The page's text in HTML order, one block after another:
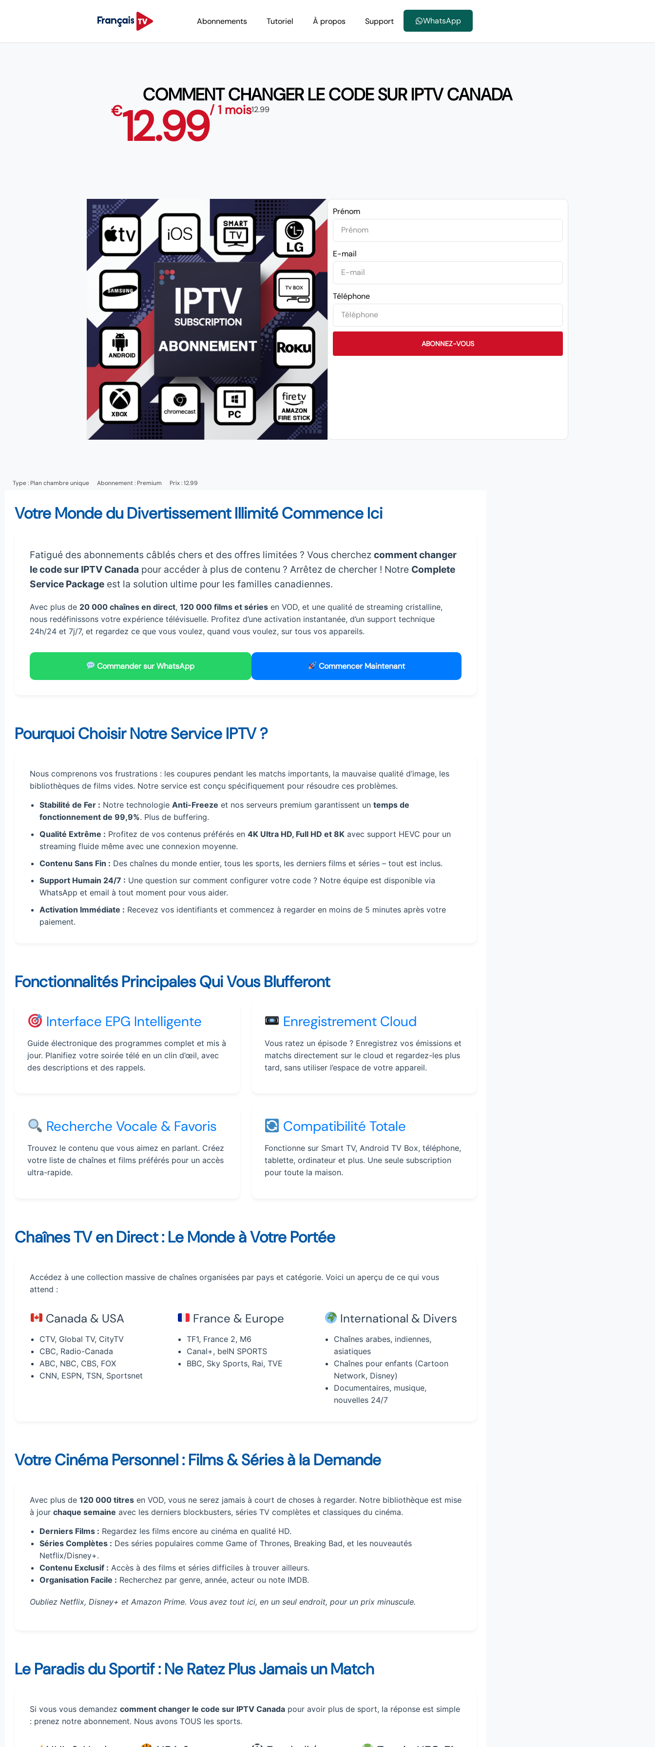
Abonnements Tutoriel À propos Support WhatsApp
COMMENT CHANGER LE CODE SUR IPTV CANADA
€12.99/ 1 mois12.99
Prénom
E-mail
Téléphone
ABONNEZ-VOUS
Type : Plan chambre unique Abonnement : Premium Prix : 12.99
Votre Monde du Divertissement Illimité Commence Ici
Fatigué des abonnements câblés chers et des offres limitées ? Vous cherchez comment changer
le code sur IPTV Canada pour accéder à plus de contenu ? Arrêtez de chercher ! Notre Complete
Service Package est la solution ultime pour les familles canadiennes.
Avec plus de 20 000 chaînes en direct, 120 000 films et séries en VOD, et une qualité de streaming cristalline,
nous redéfinissons votre expérience télévisuelle. Profitez d’une activation instantanée, d’un support technique
24h/24 et 7j/7, et regardez ce que vous voulez, quand vous voulez, sur tous vos appareils.
Commander sur WhatsApp Commencer Maintenant
Pourquoi Choisir Notre Service IPTV ?
Nous comprenons vos frustrations : les coupures pendant les matchs importants, la mauvaise qualité d’image, les
bibliothèques de films vides. Notre service est conçu spécifiquement pour résoudre ces problèmes.
Stabilité de Fer : Notre technologie Anti-Freeze et nos serveurs premium garantissent un temps de
fonctionnement de 99,9%. Plus de buffering.
Qualité Extrême : Profitez de vos contenus préférés en 4K Ultra HD, Full HD et 8K avec support HEVC pour un
streaming fluide même avec une connexion moyenne.
Contenu Sans Fin : Des chaînes du monde entier, tous les sports, les derniers films et séries – tout est inclus.
Support Humain 24/7 : Une question sur comment configurer votre code ? Notre équipe est disponible via
WhatsApp et email à tout moment pour vous aider.
Activation Immédiate : Recevez vos identifiants et commencez à regarder en moins de 5 minutes après votre
paiement.
Fonctionnalités Principales Qui Vous Blufferont
Interface EPG Intelligente
Guide électronique des programmes complet et mis à
jour. Planifiez votre soirée télé en un clin d’œil, avec
des descriptions et des rappels.
Enregistrement Cloud
Vous ratez un épisode ? Enregistrez vos émissions et
matchs directement sur le cloud et regardez-les plus
tard, sans utiliser l’espace de votre appareil.
Recherche Vocale & Favoris
Trouvez le contenu que vous aimez en parlant. Créez
votre liste de chaînes et films préférés pour un accès
ultra-rapide.
Compatibilité Totale
Fonctionne sur Smart TV, Android TV Box, téléphone,
tablette, ordinateur et plus. Une seule subscription
pour toute la maison.
Chaînes TV en Direct : Le Monde à Votre Portée
Accédez à une collection massive de chaînes organisées par pays et catégorie. Voici un aperçu de ce qui vous
attend :
Canada & USA
CTV, Global TV, CityTV
CBC, Radio-Canada
ABC, NBC, CBS, FOX
CNN, ESPN, TSN, Sportsnet
France & Europe
TF1, France 2, M6
Canal+, beIN SPORTS
BBC, Sky Sports, Rai, TVE
International & Divers
Chaînes arabes, indiennes,
asiatiques
Chaînes pour enfants (Cartoon
Network, Disney)
Documentaires, musique,
nouvelles 24/7
Votre Cinéma Personnel : Films & Séries à la Demande
Avec plus de 120 000 titres en VOD, vous ne serez jamais à court de choses à regarder. Notre bibliothèque est mise
à jour chaque semaine avec les derniers blockbusters, séries TV complètes et classiques du cinéma.
Derniers Films : Regardez les films encore au cinéma en qualité HD.
Séries Complètes : Des séries populaires comme Game of Thrones, Breaking Bad, et les nouveautés
Netflix/Disney+.
Contenu Exclusif : Accès à des films et séries difficiles à trouver ailleurs.
Organisation Facile : Recherchez par genre, année, acteur ou note IMDB.
Oubliez Netflix, Disney+ et Amazon Prime. Vous avez tout ici, en un seul endroit, pour un prix minuscule.
Le Paradis du Sportif : Ne Ratez Plus Jamais un Match
Si vous vous demandez comment changer le code sur IPTV Canada pour avoir plus de sport, la réponse est simple
: prenez notre abonnement. Nous avons TOUS les sports.